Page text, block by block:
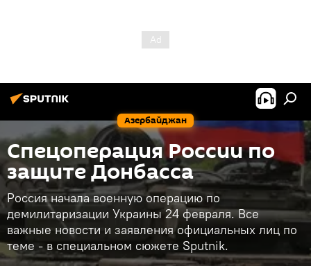
Азербайджан
Спецоперация России по
защите Донбасса
Россия начала военную операцию по
демилитаризации Украины 24 февраля. Все
важные новости и заявления официальных лиц по
теме - в специальном сюжете Sputnik.